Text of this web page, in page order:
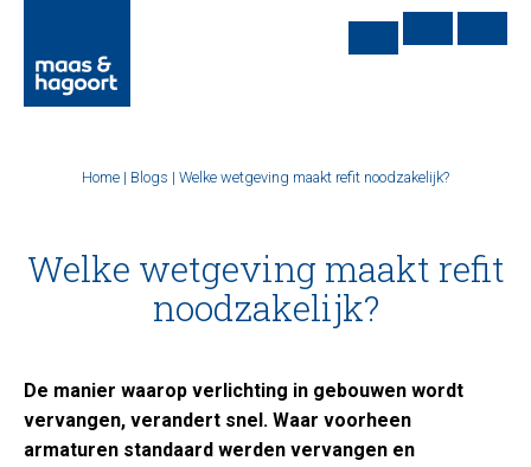
Home | Blogs | Welke wetgeving maakt refit noodzakelijk?
Welke wetgeving maakt refit
noodzakelijk?
De manier waarop verlichting in gebouwen wordt
vervangen, verandert snel. Waar voorheen
armaturen standaard werden vervangen en